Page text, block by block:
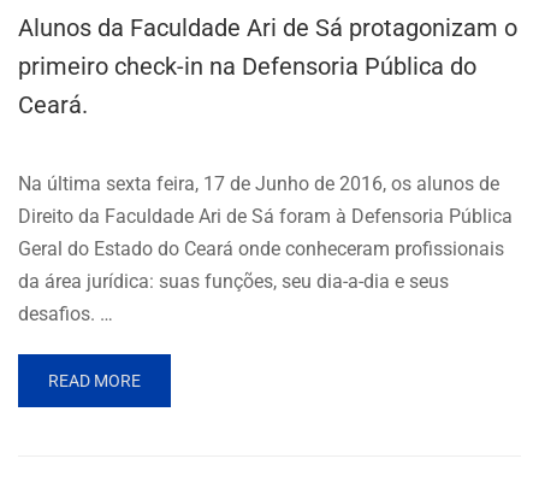
Alunos da Faculdade Ari de Sá protagonizam o
primeiro check-in na Defensoria Pública do
Ceará.
Na última sexta feira, 17 de Junho de 2016, os alunos de
Direito da Faculdade Ari de Sá foram à Defensoria Pública
Geral do Estado do Ceará onde conheceram profissionais
da área jurídica: suas funções, seu dia-a-dia e seus
desafios. …
READ MORE